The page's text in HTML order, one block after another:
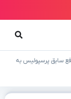
سابق پرسپولیس به